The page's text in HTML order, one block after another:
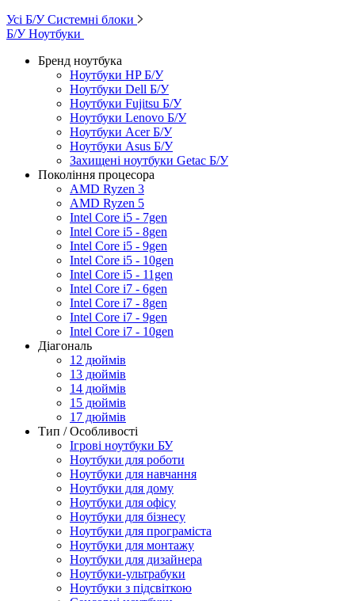
Усі Б/У Системні блоки
Б/У Ноутбуки
Бренд ноутбука
Ноутбуки HP Б/У
Ноутбуки Dell Б/У
Ноутбуки Fujitsu Б/У
Ноутбуки Lenovo Б/У
Ноутбуки Acer Б/У
Ноутбуки Asus Б/У
Захищені ноутбуки Getac Б/У
Покоління процесора
AMD Ryzen 3
AMD Ryzen 5
Intel Core i5 - 7gen
Intel Core i5 - 8gen
Intel Core i5 - 9gen
Intel Core i5 - 10gen
Intel Core i5 - 11gen
Intel Core i7 - 6gen
Intel Core i7 - 8gen
Intel Core i7 - 9gen
Intel Core i7 - 10gen
Діагональ
12 дюймів
13 дюймів
14 дюймів
15 дюймів
17 дюймів
Тип / Особливості
Ігрові ноутбуки БУ
Ноутбуки для роботи
Ноутбуки для навчання
Ноутбуки для дому
Ноутбуки для офісу
Ноутбуки для бізнесу
Ноутбуки для програміста
Ноутбуки для монтажу
Ноутбуки для дизайнера
Ноутбуки-ультрабуки
Ноутбуки з підсвіткою